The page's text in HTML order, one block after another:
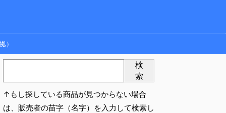
）
検
索
↑もし探している商品が見つからない場合
は、販売者の苗字（名字）を入力して検索し